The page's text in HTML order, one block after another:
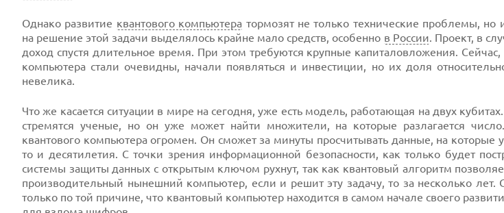
Однако развитие квантового компьютера тормозят не только технические проблемы,
на решение этой задачи выделялось крайне мало средств, особенно в России. Проект, в
доход спустя длительное время. При этом требуются крупные капиталовложения.
компьютера стали очевидны, начали появляться и инвестиции, но их доля
невелика.
Что же касается ситуации в мире на сегодня, уже есть модель, работающая на двух
стремятся ученые, но он уже может найти множители, на которые разлагается
квантового компьютера огромен. Он сможет за минуты просчитывать данные, на которые
то и десятилетия. С точки зрения информационной безопасности, как только будет
системы защиты данных с открытым ключом рухнут, так как квантовый алгоритм
производительный нынешний компьютер, если и решит эту задачу, то за несколько лет.
только по той причине, что квантовый компьютер находится в самом начале своего